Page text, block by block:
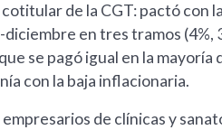
de la CGT: pactó con
en tres tramos (4%,
se pagó igual en la
con la baja inflacionaria.
empresarios de clínicas y